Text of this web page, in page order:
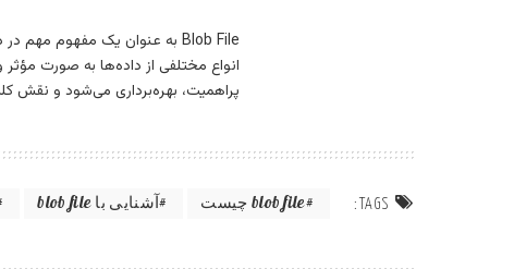
پراهمیت، بهره‌برداری می‌شود و نقش
TAGS: blob file چیست آشنایی با blob file